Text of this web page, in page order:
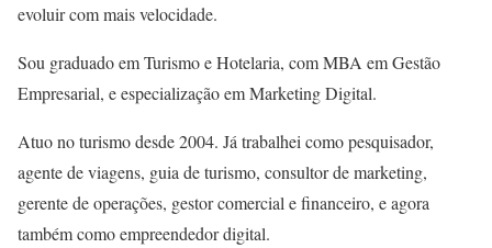
evoluir com mais velocidade.
Sou graduado em Turismo e Hotelaria, com MBA em Gestão
Empresarial, e especialização em Marketing Digital.
Atuo no turismo desde 2004. Já trabalhei como pesquisador,
agente de viagens, guia de turismo, consultor de marketing,
gerente de operações, gestor comercial e financeiro, e agora
também como empreendedor digital.